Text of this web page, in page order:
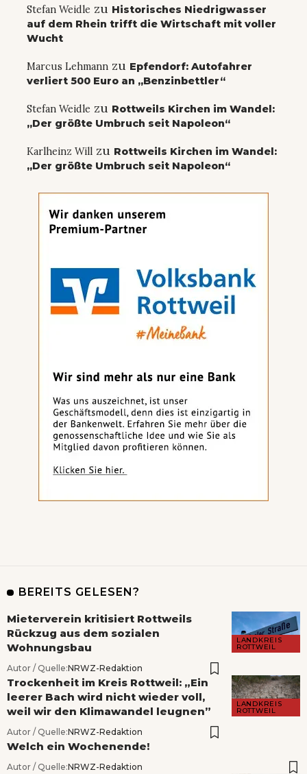
Stefan Weidle zu Historisches Niedrigwasser
auf dem Rhein trifft die Wirtschaft mit voller
Wucht
Marcus Lehmann zu Epfendorf: Autofahrer
verliert 500 Euro an „Benzinbettler“
Stefan Weidle zu Rottweils Kirchen im Wandel:
„Der größte Umbruch seit Napoleon“
Karlheinz Will zu Rottweils Kirchen im Wandel:
„Der größte Umbruch seit Napoleon“
BEREITS GELESEN?
LANDKREIS
ROTTWEIL
Mieterverein kritisiert Rottweils
Rückzug aus dem sozialen
Wohnungsbau
Autor / Quelle:NRWZ-Redaktion
LANDKREIS
ROTTWEIL
Trockenheit im Kreis Rottweil: „Ein
leerer Bach wird nicht wieder voll,
weil wir den Klimawandel leugnen”
Autor / Quelle:NRWZ-Redaktion
Welch ein Wochenende!
Autor / Quelle:NRWZ-Redaktion